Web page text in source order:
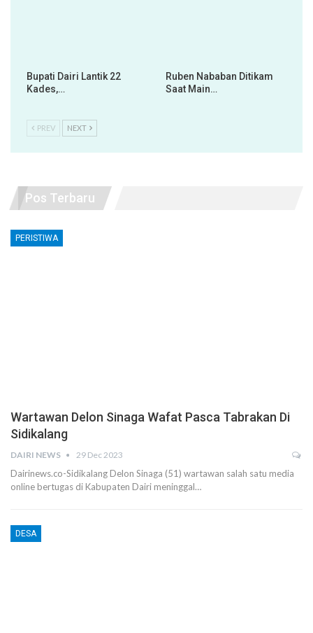
Bupati Dairi Lantik 22
Kades,…
Ruben Nababan Ditikam
Saat Main…
PREV NEXT
Pos Terbaru
PERISTIWA
Wartawan Delon Sinaga Wafat Pasca Tabrakan Di
Sidikalang
DAIRI NEWS 29 Dec 2023
Dairinews.co-Sidikalang Delon Sinaga (51) wartawan salah satu media
online bertugas di Kabupaten Dairi meninggal…
DESA